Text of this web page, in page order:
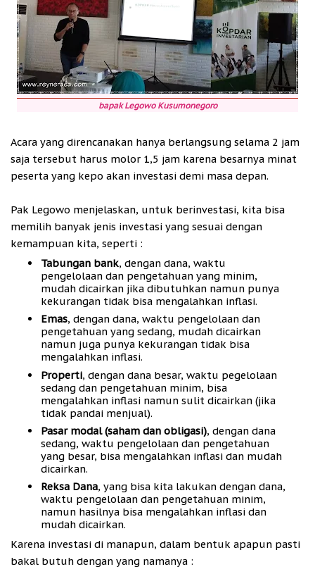
bapak Legowo Kusumonegoro
Acara yang direncanakan hanya berlangsung selama 2 jam
saja tersebut harus molor 1,5 jam karena besarnya minat
peserta yang kepo akan investasi demi masa depan.
Pak Legowo menjelaskan, untuk berinvestasi, kita bisa
memilih banyak jenis investasi yang sesuai dengan
kemampuan kita, seperti :
Tabungan bank, dengan dana, waktu
pengelolaan dan pengetahuan yang minim,
mudah dicairkan jika dibutuhkan namun punya
kekurangan tidak bisa mengalahkan inflasi.
Emas, dengan dana, waktu pengelolaan dan
pengetahuan yang sedang, mudah dicairkan
namun juga punya kekurangan tidak bisa
mengalahkan inflasi.
Properti, dengan dana besar, waktu pegelolaan
sedang dan pengetahuan minim, bisa
mengalahkan inflasi namun sulit dicairkan (jika
tidak pandai menjual).
Pasar modal (saham dan obligasi), dengan dana
sedang, waktu pengelolaan dan pengetahuan
yang besar, bisa mengalahkan inflasi dan mudah
dicairkan.
Reksa Dana, yang bisa kita lakukan dengan dana,
waktu pengelolaan dan pengetahuan minim,
namun hasilnya bisa mengalahkan inflasi dan
mudah dicairkan.
Karena investasi di manapun, dalam bentuk apapun pasti
bakal butuh dengan yang namanya :